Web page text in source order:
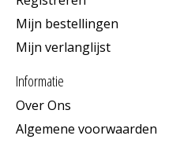
Mijn bestellingen
Mijn verlanglijst
Informatie
Over Ons
Algemene voorwaarden